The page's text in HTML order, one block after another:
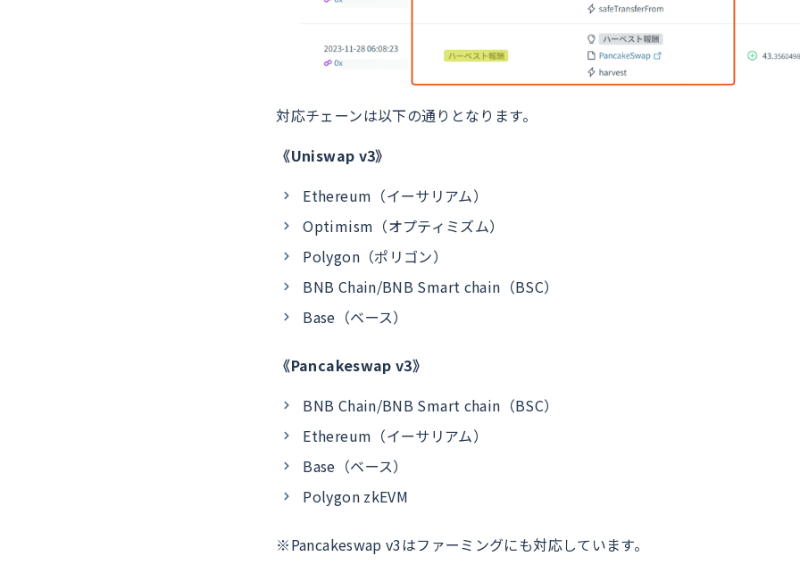
対応チェーンは以下の通りとなります。
《Uniswap v3》
Ethereum（イーサリアム）
Optimism（オプティミズム）
Polygon（ポリゴン）
BNB Chain/BNB Smart chain（BSC）
Base（ベース）
《Pancakeswap v3》
BNB Chain/BNB Smart chain（BSC）
Ethereum（イーサリアム）
Base（ベース）
Polygon zkEVM
※Pancakeswap v3はファーミングにも対応しています。